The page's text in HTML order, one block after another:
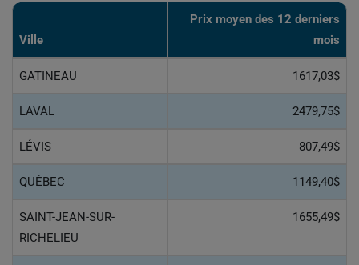
Ville
Prix ​​moyen des 12 derniers
mois
GATINEAU 1617,03$
LAVAL 2479,75$
LÉVIS 807,49$
QUÉBEC 1149,40$
SAINT-JEAN-SUR-
RICHELIEU
1655,49$